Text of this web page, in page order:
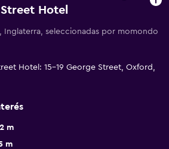
Street Hotel
Inglaterra, seleccionadas por momondo
Hotel: 15-19 George Street, Oxford,
m
m